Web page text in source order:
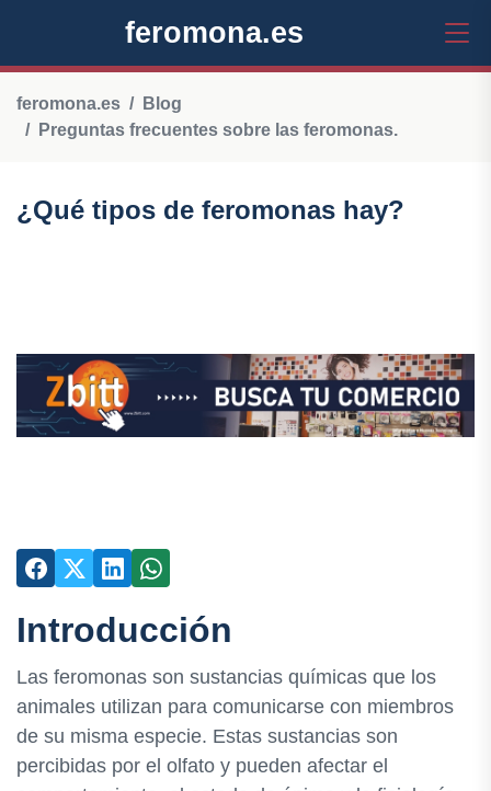
feromona.es
feromona.es
Blog
Preguntas frecuentes sobre las feromonas.
¿Qué tipos de feromonas hay?
Introducción
Las feromonas son sustancias químicas que los
animales utilizan para comunicarse con miembros
de su misma especie. Estas sustancias son
percibidas por el olfato y pueden afectar el